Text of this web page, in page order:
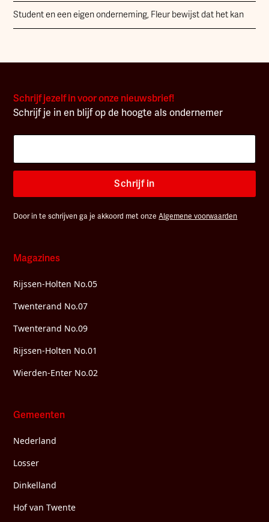
Student en een eigen onderneming, Fleur bewijst dat het kan
Schrijf jezelf in voor onze nieuwsbrief!
Schrijf je in en blijf op de hoogte als ondernemer
Schrijf in
Door in te schrijven ga je akkoord met onzeAlgemene voorwaarden
Magazines
Rijssen-Holten No.05
Twenterand No.07
Twenterand No.09
Rijssen-Holten No.01
Wierden-Enter No.02
Gemeenten
Nederland
Losser
Dinkelland
Hof van Twente